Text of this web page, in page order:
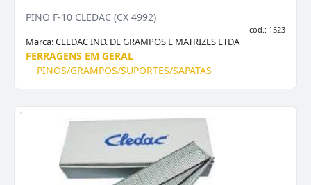
PINO F-10 CLEDAC (CX 4992)
cod.: 1523
Marca:CLEDAC IND. DE GRAMPOS E MATRIZES LTDA
FERRAGENS EM GERAL
PINOS/GRAMPOS/SUPORTES/SAPATAS